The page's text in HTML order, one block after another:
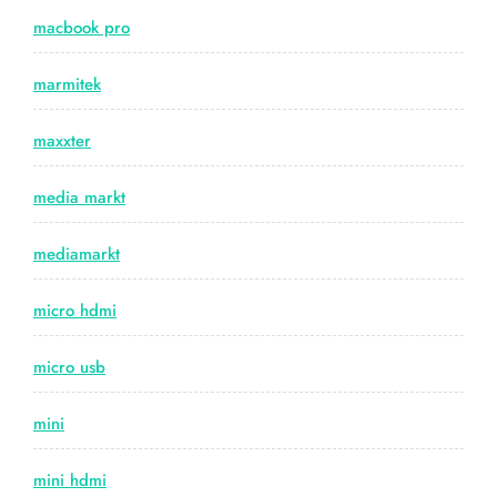
macbook pro
marmitek
maxxter
media markt
mediamarkt
micro hdmi
micro usb
mini
mini hdmi